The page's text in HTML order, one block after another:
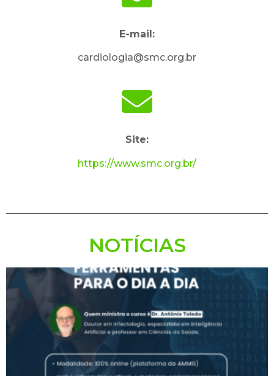
E-mail:
cardiologia@smc.org.br
Site:
https://www.smc.org.br/
NOTÍCIAS